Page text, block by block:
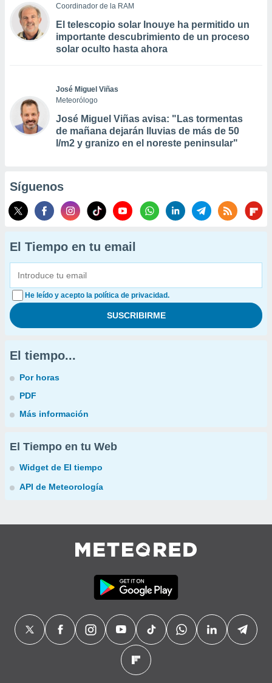
Coordinador de la RAM
El telescopio solar Inouye ha permitido un
importante descubrimiento de un proceso
solar oculto hasta ahora
José Miguel Viñas
Meteorólogo
José Miguel Viñas avisa: "Las tormentas
de mañana dejarán lluvias de más de 50
l/m2 y granizo en el noreste peninsular"
Síguenos
El Tiempo en tu email
He leído y acepto la política de privacidad.
El tiempo...
Por horas
PDF
Más información
El Tiempo en tu Web
Widget de El tiempo
API de Meteorología